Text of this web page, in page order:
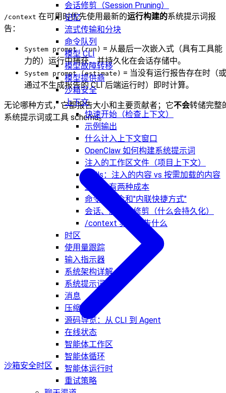
会话修剪（Session Pruning）
记忆
流式传输和分块
命令队列
模型 CLI
模型故障转移
模型提供商
沙箱安全
上下文
快速开始（检查上下文）
示例输出
什么计入上下文窗口
OpenClaw 如何构建系统提示词
注入的工作区文件（项目上下文）
Skills：注入的内容 vs 按需加载的内容
工具：有两种成本
命令、指令和"内联快捷方式"
会话、压缩和修剪（什么会持久化）
/context 实际报告什么
时区
使用量跟踪
输入指示器
系统架构详解
系统提示词
消息
压缩
源码导览：从 CLI 到 Agent
在线状态
智能体工作区
智能体循环
智能体运行时
重试策略
/context 在可用时优先使用最新的运行构建的系统提示词报
告：
System prompt (run) = 从最后一次嵌入式（具有工具能
力的）运行中捕获，并持久化在会话存储中。
System prompt (estimate) = 当没有运行报告存在时（或
通过不生成报告的 CLI 后端运行时）即时计算。
无论哪种方式，它都报告大小和主要贡献者；它不会转储完整
系统提示词或工具 schema。
沙箱安全时区